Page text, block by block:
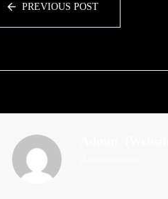
PREVIOUS POST